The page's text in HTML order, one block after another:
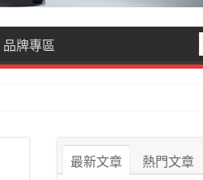
品牌專區
最新文章 熱門文章